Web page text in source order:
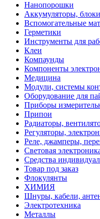
Нанопорошки
Аккумуляторы,
Вспомогательные
Герметики
Инструменты для
Клеи
Компаунды
Компоненты
Медицина
Модули, системы
Оборудование для
Приборы
Припои
Радиаторы,
Регуляторы,
Реле, джамперы,
Световая
Средства
Товар под заказ
Флокулянты
ХИМИЯ
Шнуры, кабели,
Электротехника
Металлы